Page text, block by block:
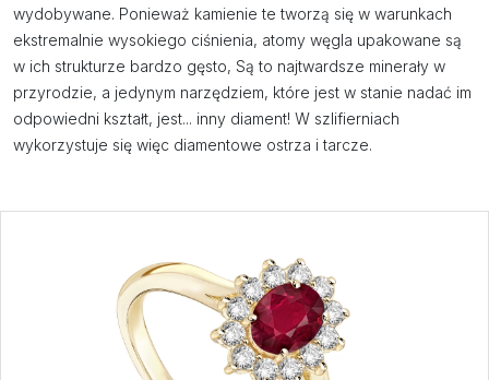
wydobywane. Ponieważ kamienie te tworzą się w warunkach
ekstremalnie wysokiego ciśnienia, atomy węgla upakowane są
w ich strukturze bardzo gęsto, Są to najtwardsze minerały w
przyrodzie, a jedynym narzędziem, które jest w stanie nadać im
odpowiedni kształt, jest... inny diament! W szlifierniach
wykorzystuje się więc diamentowe ostrza i tarcze.